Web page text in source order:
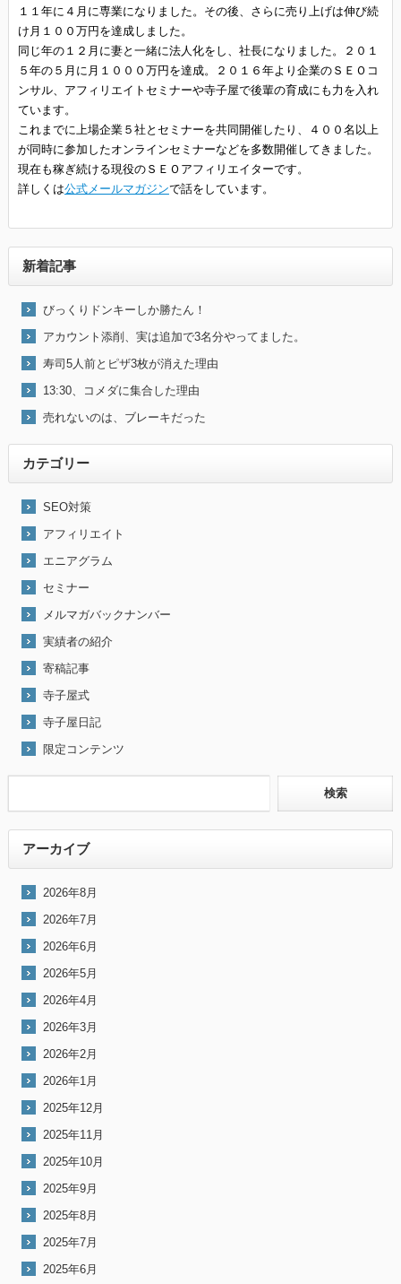
１１年に４月に専業になりました。その後、さらに売り上げは伸び続
け月１００万円を達成しました。
同じ年の１２月に妻と一緒に法人化をし、社長になりました。２０１
５年の５月に月１０００万円を達成。２０１６年より企業のＳＥＯコ
ンサル、アフィリエイトセミナーや寺子屋で後輩の育成にも力を入れ
ています。
これまでに上場企業５社とセミナーを共同開催したり、４００名以上
が同時に参加したオンラインセミナーなどを多数開催してきました。
現在も稼ぎ続ける現役のＳＥＯアフィリエイターです。
詳しくは公式メールマガジンで話をしています。
新着記事
びっくりドンキーしか勝たん！
アカウント添削、実は追加で3名分やってました。
寿司5人前とピザ3枚が消えた理由
13:30、コメダに集合した理由
売れないのは、ブレーキだった
カテゴリー
SEO対策
アフィリエイト
エニアグラム
セミナー
メルマガバックナンバー
実績者の紹介
寄稿記事
寺子屋式
寺子屋日記
限定コンテンツ
アーカイブ
2026年8月
2026年7月
2026年6月
2026年5月
2026年4月
2026年3月
2026年2月
2026年1月
2025年12月
2025年11月
2025年10月
2025年9月
2025年8月
2025年7月
2025年6月